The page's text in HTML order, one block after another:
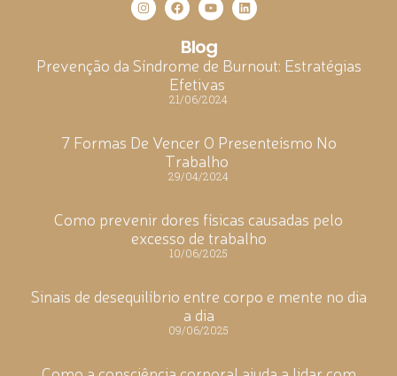
Blog
Prevenção da Síndrome de Burnout: Estratégias
Efetivas
21/06/2024
7 Formas De Vencer O Presenteísmo No
Trabalho
29/04/2024
Como prevenir dores físicas causadas pelo
excesso de trabalho
10/06/2025
Sinais de desequilíbrio entre corpo e mente no dia
a dia
09/06/2025